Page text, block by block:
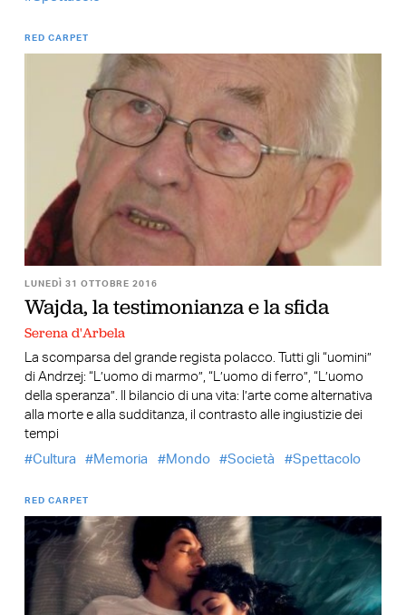
RED CARPET
LUNEDÌ 31 OTTOBRE 2016
Wajda, la testimonianza e la sfida
Serena d'Arbela
La scomparsa del grande regista polacco. Tutti gli “uomini”
di Andrzej: “L’uomo di marmo”, “L’uomo di ferro”, “L’uomo
della speranza”. Il bilancio di una vita: l’arte come alternativa
alla morte e alla sudditanza, il contrasto alle ingiustizie dei
tempi
Cultura
Memoria Mondo Società Spettacolo
RED CARPET